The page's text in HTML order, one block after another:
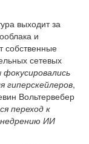
выходит за
и
собственные
сетевых
,
Вольтервебер
переход к
ИИ